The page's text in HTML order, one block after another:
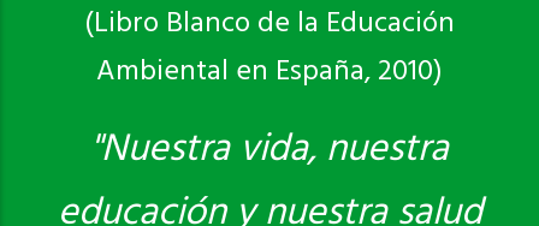
(Libro Blanco de la Educación
Ambiental en España, 2010)
"Nuestra vida, nuestra
educación y nuestra salud